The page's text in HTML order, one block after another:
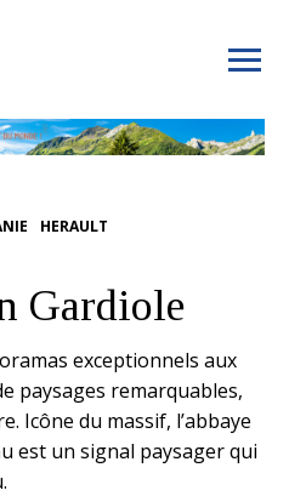
HERAULT
Gardiole
exceptionnels aux
paysages remarquables,
Icône du massif, l’abbaye
est un signal paysager qui